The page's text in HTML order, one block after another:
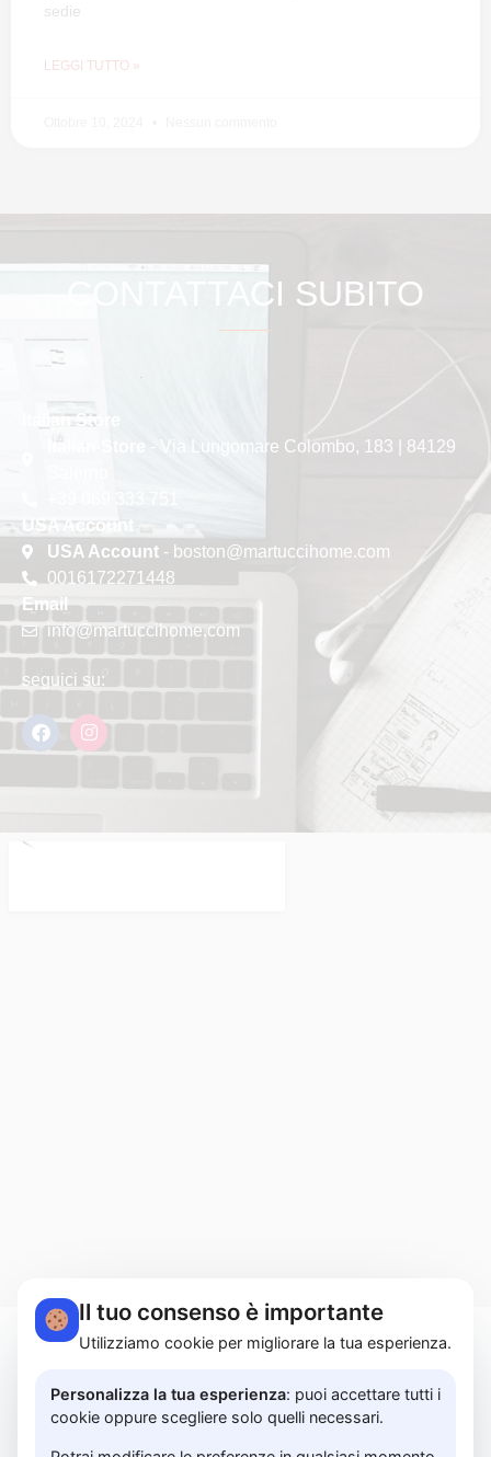
sedie
LEGGI TUTTO »
CONTATTACI SUBITO
Italian Store
Italian Store
- Via Lungomare Colombo, 183 | 84129
USA Account
USA Account- boston@martuccihome.com
0016172271448
Email
info@martuccihome.com
seguici su:
183A - 84129 Salerno | P.I. 05614850658 |
Il tuo consenso è importante
Utilizziamo cookie per migliorare la tua esperienza.
Personalizza la tua esperienza: puoi accettare tutti i
cookie oppure scegliere solo quelli necessari.